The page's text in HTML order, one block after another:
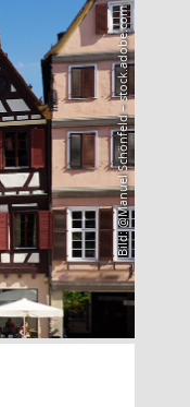
Bild: @Manuel Schönfeld – stock.adobe.com